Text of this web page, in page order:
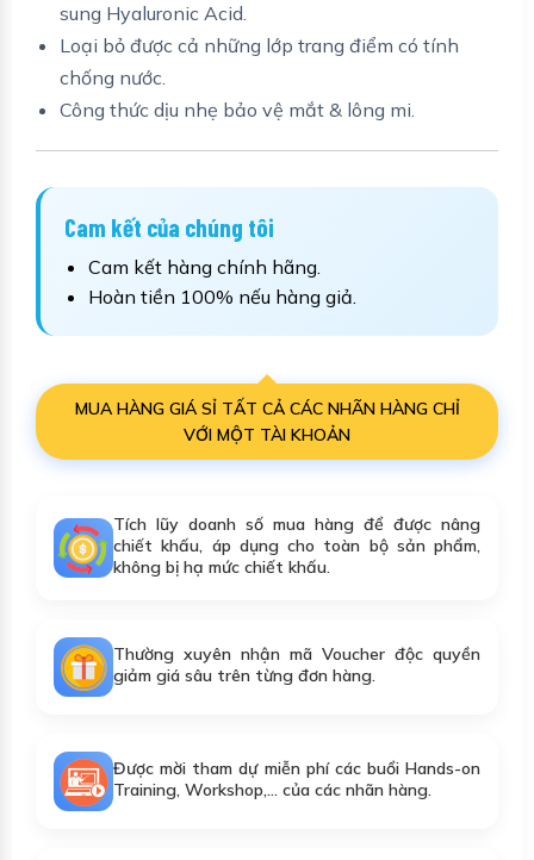
sung Hyaluronic Acid.
Loại bỏ được cả những lớp trang điểm có tính
chống nước.
Công thức dịu nhẹ bảo vệ mắt & lông mi.
Cam kết của chúng tôi
Cam kết hàng chính hãng.
Hoàn tiền 100% nếu hàng giả.
MUA HÀNG GIÁ SỈ TẤT CẢ CÁC NHÃN HÀNG CHỈ
VỚI MỘT TÀI KHOẢN
Tích lũy doanh số mua hàng để được nâng
chiết khấu, áp dụng cho toàn bộ sản phẩm,
không bị hạ mức chiết khấu.
Thường xuyên nhận mã Voucher độc quyền
giảm giá sâu trên từng đơn hàng.
Được mời tham dự miễn phí các buổi Hands-on
Training, Workshop,... của các nhãn hàng.